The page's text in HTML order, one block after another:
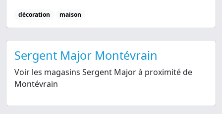
décoration maison
Sergent Major Montévrain
Voir les magasins Sergent Major à proximité de
Montévrain